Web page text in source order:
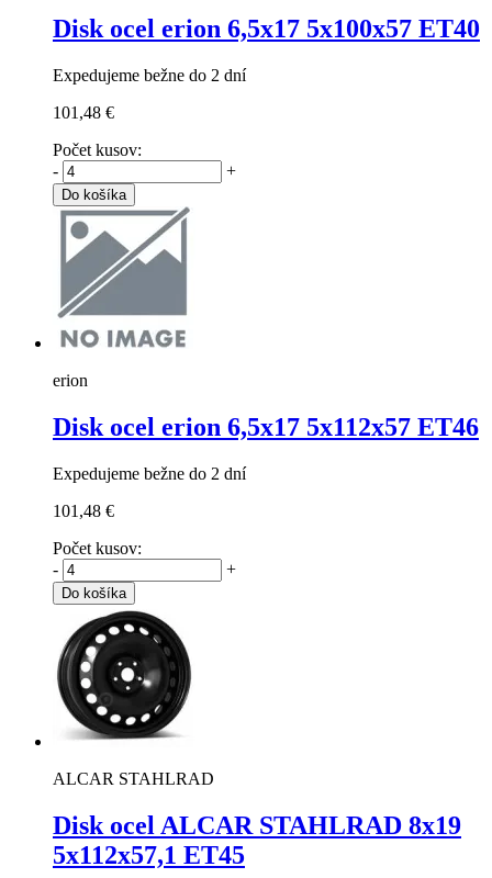
Disk ocel erion 6,5x17 5x100x57 ET40
Expedujeme bežne do 2 dní
101,48 €
Počet kusov:
-
+
Do košíka
erion
Disk ocel erion 6,5x17 5x112x57 ET46
Expedujeme bežne do 2 dní
101,48 €
Počet kusov:
-
+
Do košíka
ALCAR STAHLRAD
Disk ocel ALCAR STAHLRAD 8x19
5x112x57,1 ET45